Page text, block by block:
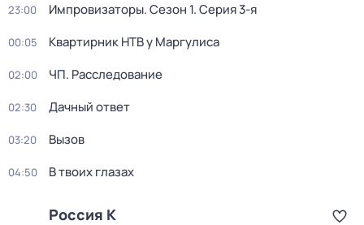
23:00 Импровизаторы. Сезон 1. Серия 3-я
00:05 Квартирник НТВ у Маргулиса
02:00 ЧП. Расследование
02:30 Дачный ответ
03:20 Вызов
04:50 В твоих глазах
Россия К